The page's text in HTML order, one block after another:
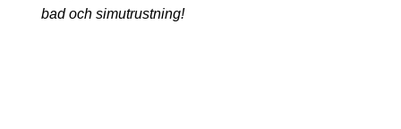
bad och simutrustning!